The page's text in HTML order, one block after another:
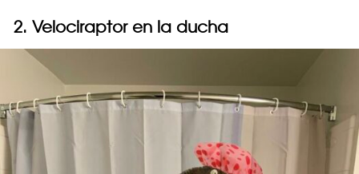
2. Velociraptor en la ducha